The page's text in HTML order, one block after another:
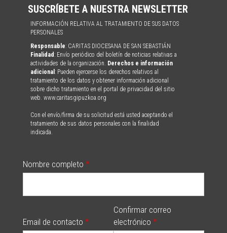
SUSCRÍBETE A NUESTRA NEWSLETTER
INFORMACIÓN RELATIVA AL TRATAMIENTO DE SUS DATOS
PERSONALES
Responsable: CARITAS DIOCESANA DE SAN SEBASTIÁN
Finalidad : Envío periódico del boletín de noticias relativas a
actividades de la organización. Derechos e información
adicional : Pueden ejercerse los derechos relativos al
tratamiento de los datos y obtener información adicional
sobre dicho tratamiento en el portal de privacidad del sitio
web. www.caritasgipuzkoa.org
Con el envío/firma de su solicitud está usted aceptando el
tratamiento de sus datos personales con la finalidad
indicada.
Nombre completo
Email de contacto
Confirmar correo
electrónico